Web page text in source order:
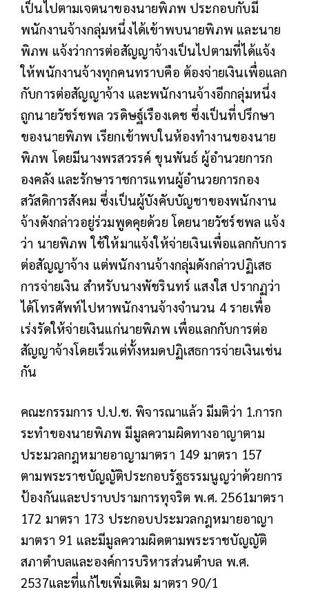
เป็นไปตามเจตนาของนายพิภพ ประกอบกับมี
พนักงานจ้างกลุ่มหนึ่งได้เข้าพบนายพิภพ และนาย
พิภพ แจ้งว่าการต่อสัญญาจ้างเป็นไปตามที่ได้แจ้ง
ให้พนักงานจ้างทุกคนทราบคือ ต้องจ่ายเงินเพื่อแลก
กับการต่อสัญญาจ้าง และพนักงานจ้างอีกกลุ่มหนึ่ง
ถูกนายวัชร์ชพล วรดิษฐ์เรืองเดช ซึ่งเป็นที่ปรึกษา
ของนายพิภพ เรียกเข้าพบในห้องทำงานของนาย
พิภพ โดยมีนางพรสวรรค์ ขุนพันธ์ ผู้อำนวยการก
องคลัง และรักษาราชการแทนผู้อำนวยการกอง
สวัสดิการสังคม ซึ่งเป็นผู้บังคับบัญชาของพนักงาน
จ้างดังกล่าวอยู่ร่วมพูดคุยด้วย โดยนายวัชร์ชพล แจ้ง
ว่า นายพิภพ ใช้ให้มาแจ้งให้จ่ายเงินเพื่อแลกกับการ
ต่อสัญญาจ้าง แต่พนักงานจ้างกลุ่มดังกล่าวปฏิเสธ
การจ่ายเงิน สำหรับนางพัชรินทร์ แสงใส ปรากฏว่า
ได้โทรศัพท์ไปหาพนักงานจ้างจำนวน 4 รายเพื่อ
เร่งรัดให้จ่ายเงินแก่นายพิภพ เพื่อแลกกับการต่อ
สัญญาจ้างโดยเร็วแต่ทั้งหมดปฏิเสธการจ่ายเงินเช่น
กัน
คณะกรรมการ ป.ป.ช. พิจารณาแล้ว มีมติว่า 1.การก
ระทำของนายพิภพ มีมูลความผิดทางอาญาตาม
ประมวลกฎหมายอาญามาตรา 149 มาตรา 157
ตามพระราชบัญญัติประกอบรัฐธรรมนูญว่าด้วยการ
ป้องกันและปราบปรามการทุจริต พ.ศ. 2561มาตรา
172 มาตรา 173 ประกอบประมวลกฎหมายอาญา
มาตรา 91 และมีมูลความผิดตามพระราชบัญญัติ
สภาตำบลและองค์การบริหารส่วนตำบล พ.ศ.
2537และที่แก้ไขเพิ่มเติม มาตรา 90/1